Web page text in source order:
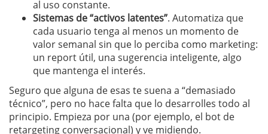
al uso constante.
Sistemas de “activos latentes”. Automatiza que
cada usuario tenga al menos un momento de
valor semanal sin que lo perciba como marketing:
un report útil, una sugerencia inteligente, algo
que mantenga el interés.
Seguro que alguna de esas te suena a “demasiado
técnico”, pero no hace falta que lo desarrolles todo al
principio. Empieza por una (por ejemplo, el bot de
retargeting conversacional) y ve midiendo.